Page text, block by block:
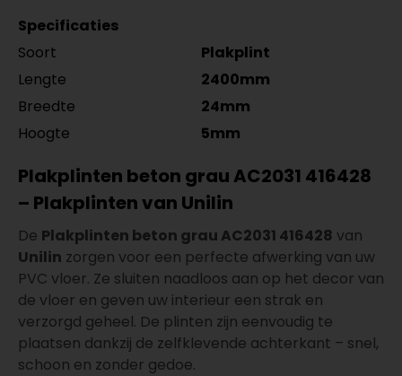
Specificaties
Soort
Plakplint
Lengte
2400mm
Breedte
24mm
Hoogte
5mm
Plakplinten beton grau AC2031 416428
– Plakplinten van Unilin
De Plakplinten beton grau AC2031 416428 van
Unilin zorgen voor een perfecte afwerking van uw
PVC vloer. Ze sluiten naadloos aan op het decor van
de vloer en geven uw interieur een strak en
verzorgd geheel. De plinten zijn eenvoudig te
plaatsen dankzij de zelfklevende achterkant – snel,
schoon en zonder gedoe.